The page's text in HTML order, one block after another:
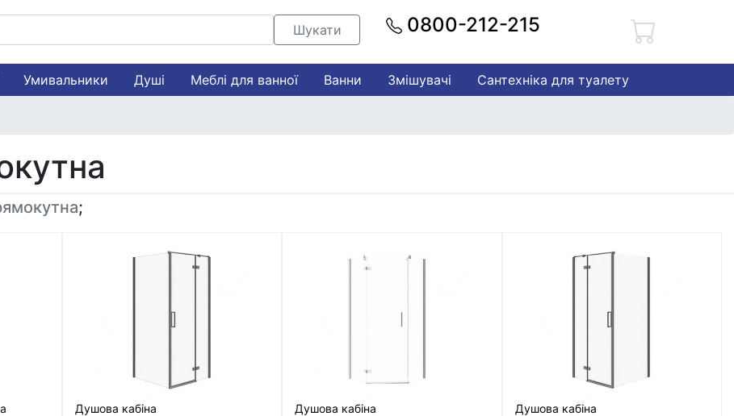
Шукати 0800-212-215
Умивальники Душі Меблі для ванної Ванни Змішувачі Сантехніка для туалету
;
Душова кабіна Душова кабіна Душова кабіна